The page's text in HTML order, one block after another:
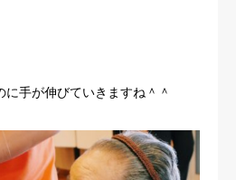
手が伸びていきますね＾＾